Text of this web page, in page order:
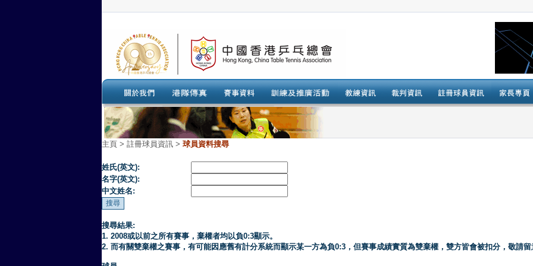
主頁 > 註冊球員資訊 > 球員資料搜尋
姓氏(英文):
名字(英文):
中文姓名:
搜尋結果:
1. 2008或以前之所有賽事，棄權者均以負0:3顯示。
2. 而有關雙棄權之賽事，有可能因應舊有計分系統而顯示某一方為負0:3，但賽事成績實質為雙棄權，雙方皆會被扣分，敬請留